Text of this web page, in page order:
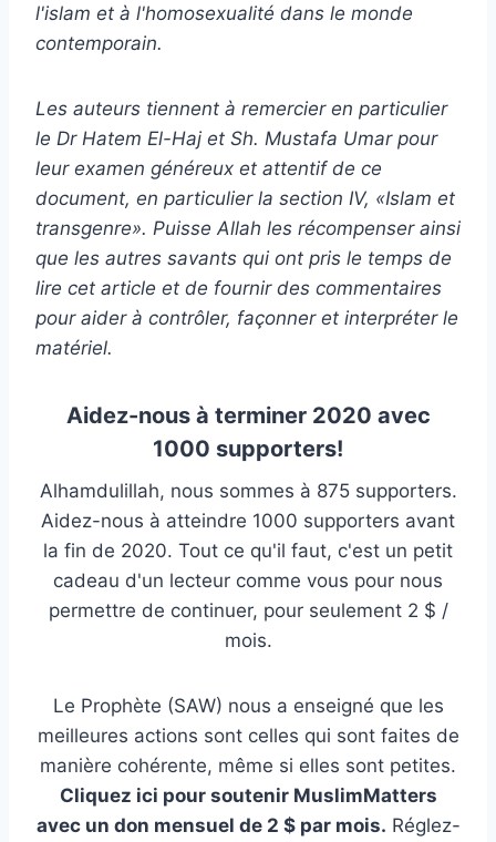
l'islam et à l'homosexualité dans le monde
contemporain.
Les auteurs tiennent à remercier en particulier
le Dr Hatem El-Haj et Sh. Mustafa Umar pour
leur examen généreux et attentif de ce
document, en particulier la section IV, «Islam et
transgenre». Puisse Allah les récompenser ainsi
que les autres savants qui ont pris le temps de
lire cet article et de fournir des commentaires
pour aider à contrôler, façonner et interpréter le
matériel.
Aidez-nous à terminer 2020 avec
1000 supporters!
Alhamdulillah, nous sommes à 875 supporters.
Aidez-nous à atteindre 1000 supporters avant
la fin de 2020. Tout ce qu'il faut, c'est un petit
cadeau d'un lecteur comme vous pour nous
permettre de continuer, pour seulement 2 $ /
mois.
Le Prophète (SAW) nous a enseigné que les
meilleures actions sont celles qui sont faites de
manière cohérente, même si elles sont petites.
Cliquez ici pour soutenir MuslimMatters
avec un don mensuel de 2 $ par mois. Réglez-